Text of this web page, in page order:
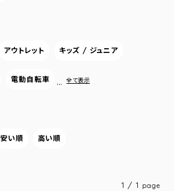
アウトレット キッズ / ジュニア
電動自転車 … 全て表示
安い順 高い順
1 / 1 page